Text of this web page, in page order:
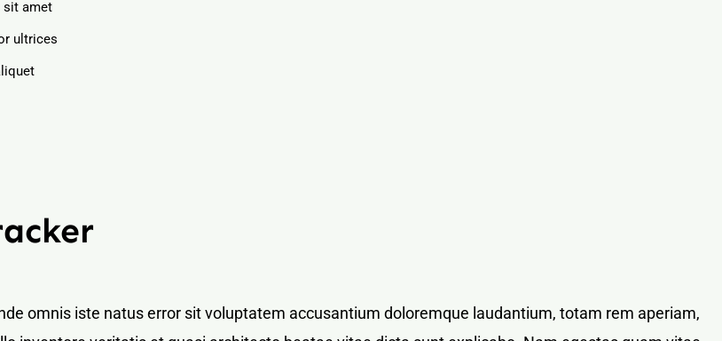
sit amet
ultrices
omnis iste natus error sit voluptatem accusantium doloremque laudantium, totam rem aperiam,